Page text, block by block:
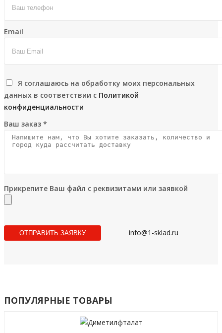
Email
Я соглашаюсь на обработку моих персональных
данных в соответствии с Политикой
конфиденциальности
Ваш заказ *
Прикрепите Ваш файл с реквизитами или заявкой
info@1-sklad.ru
ПОПУЛЯРНЫЕ ТОВАРЫ